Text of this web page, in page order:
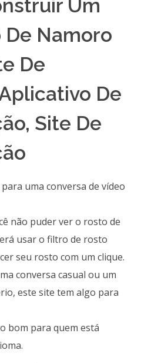
Um
Namoro
De
De
Site De
uma conversa de vídeo
não puder ver o rosto de
usar o filtro de rosto
seu rosto com um clique.
conversa casual ou um
este site tem algo para
bom para quem está